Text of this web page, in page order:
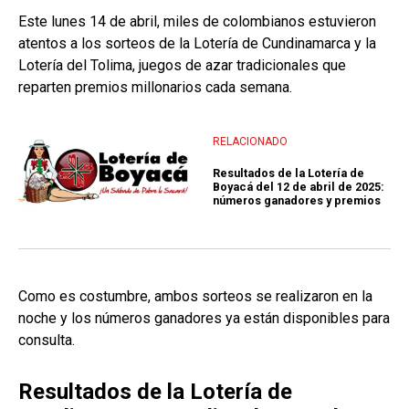
Este lunes 14 de abril, miles de colombianos estuvieron
atentos a los sorteos de la Lotería de Cundinamarca y la
Lotería del Tolima, juegos de azar tradicionales que
reparten premios millonarios cada semana.
RELACIONADO
Resultados de la Lotería de
Boyacá del 12 de abril de 2025:
números ganadores y premios
Como es costumbre, ambos sorteos se realizaron en la
noche y los números ganadores ya están disponibles para
consulta.
Resultados de la Lotería de